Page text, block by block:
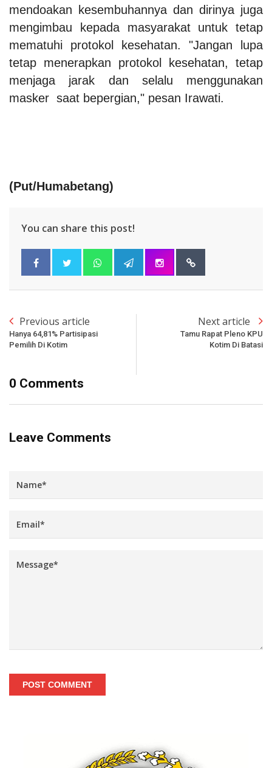
mendoakan kesembuhannya dan dirinya juga
mengimbau kepada masyarakat untuk tetap
mematuhi protokol kesehatan. "Jangan lupa
tetap menerapkan protokol kesehatan, tetap
menjaga jarak dan selalu menggunakan
masker saat bepergian," pesan Irawati.
(Put/Humabetang)
You can share this post!
Previous article
Hanya 64,81% Partisipasi
Pemilih Di Kotim
Next article
Tamu Rapat Pleno KPU
Kotim Di Batasi
0 Comments
Leave Comments
POST COMMENT